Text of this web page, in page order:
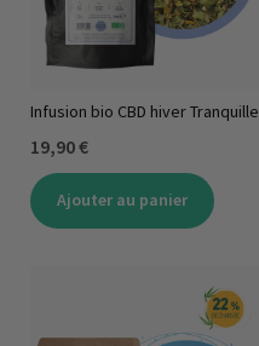
Infusion bio CBD hiver Tranquille
19,90 €
Ajouter au panier